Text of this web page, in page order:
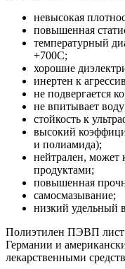
невысокая
повышенная
температурный
+700С;
хорошие
инертен к
не подвергается
не впитывает
стойкость к
высокий
и полиамида);
нейтрален, может
продуктами;
повышенная
самосмазывание;
низкий удельный
Полиэтилен ПЭВП лист
Германии и
лекарственными